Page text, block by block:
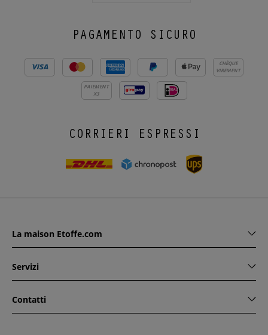
PAGAMENTO SICURO
CHÈQUE
VIREMENT
PAIEMENT
X3
CORRIERI ESPRESSI
La maison Etoffe.com
Servizi
Contatti